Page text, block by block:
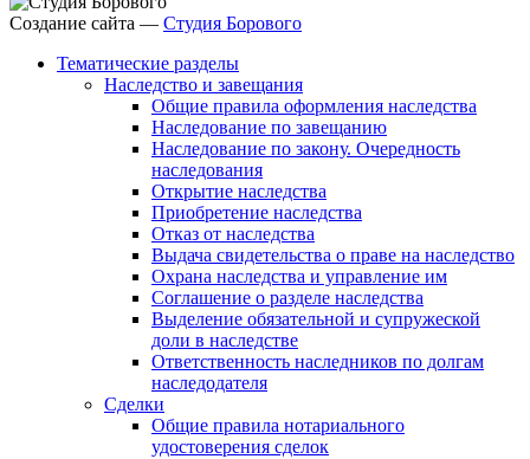
Создание сайта — Студия Борового
Тематические разделы
Наследство и завещания
Общие правила оформления наследства
Наследование по завещанию
Наследование по закону. Очередность
наследования
Открытие наследства
Приобретение наследства
Отказ от наследства
Выдача свидетельства о праве на наследство
Охрана наследства и управление им
Соглашение о разделе наследства
Выделение обязательной и супружеской
доли в наследстве
Ответственность наследников по долгам
наследодателя
Сделки
Общие правила нотариального
удостоверения сделок